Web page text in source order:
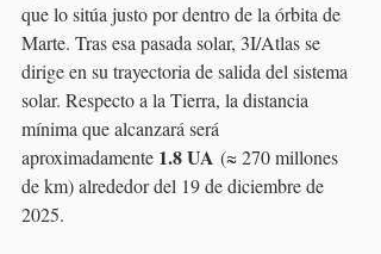
que lo sitúa justo por dentro de la órbita de
Marte. Tras esa pasada solar, 3I/Atlas se
dirige en su trayectoria de salida del sistema
solar. Respecto a la Tierra, la distancia
mínima que alcanzará será
aproximadamente 1.8 UA (≈ 270 millones
de km) alrededor del 19 de diciembre de
2025.